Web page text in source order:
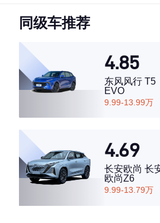
·空间表现较为优秀，优于64%同级车
同级车推荐
4.85
东风风行 T5
EVO
9.99-13.99万
4.69
长安欧尚 长
欧尚Z6
9.99-13.79万